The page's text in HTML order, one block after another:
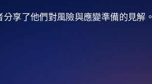
享了他們對風險與應變準備的見解。